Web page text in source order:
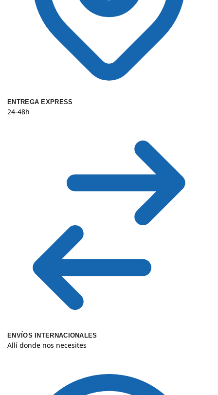
ENTREGA EXPRESS
24-48h
ENVÍOS INTERNACIONALES
Allí donde nos necesites